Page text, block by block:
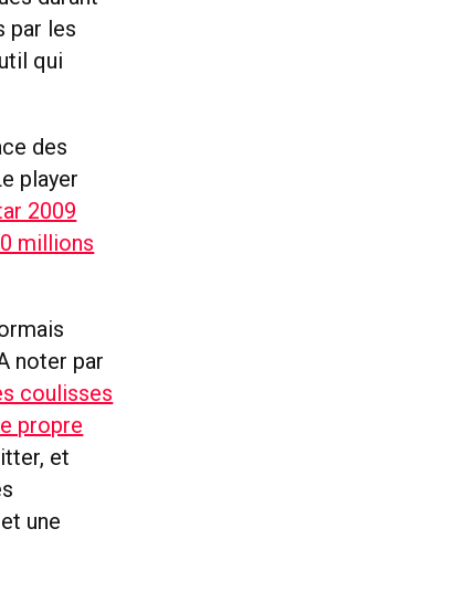
par les
qui
des
player
2009
millions
noter par
coulisses
propre
et
une